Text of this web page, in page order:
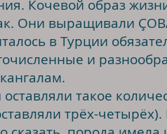
Кочевой образ
Они выращивали
в Турции
и
такое
трёх-